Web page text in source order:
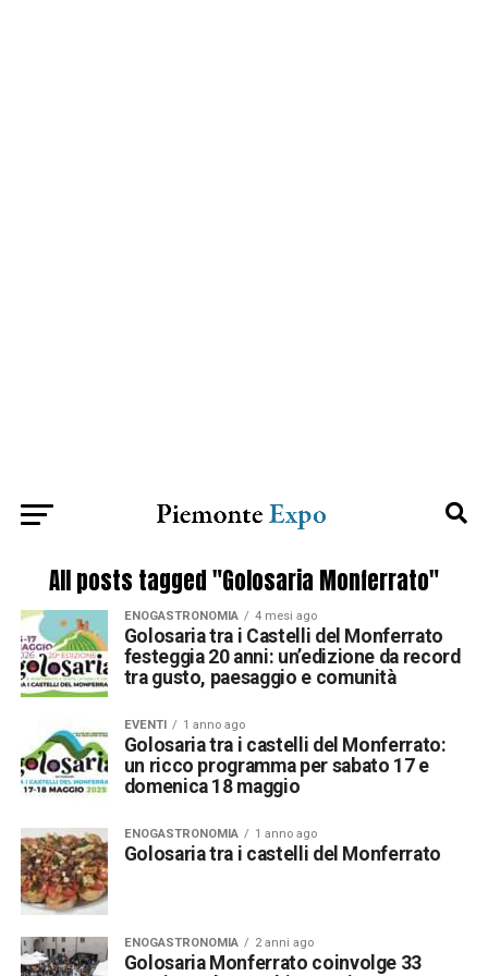
All posts tagged "Golosaria Monferrato"
ENOGASTRONOMIA 4 mesi ago
Golosaria tra i Castelli del Monferrato
festeggia 20 anni: un’edizione da record
tra gusto, paesaggio e comunità
EVENTI 1 anno ago
Golosaria tra i castelli del Monferrato:
un ricco programma per sabato 17 e
domenica 18 maggio
ENOGASTRONOMIA 1 anno ago
Golosaria tra i castelli del Monferrato
ENOGASTRONOMIA 2 anni ago
Golosaria Monferrato coinvolge 33